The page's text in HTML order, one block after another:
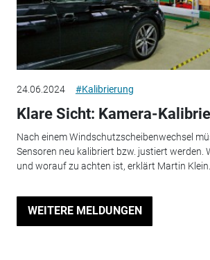
24.06.2024 #Kalibrierung
Klare Sicht: Kamera-
Nach einem Windschutzscheibenwechsel
Sensoren neu kalibriert bzw. justiert werden.
und worauf zu achten ist, erklärt Martin Klein...
WEITERE MELDUNGEN